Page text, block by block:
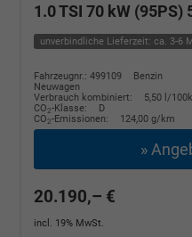
1.0 TSI 70 kW (95PS)
unverbindliche Lieferzeit: ca. 3-6
Fahrzeugnr.: 499109
Benzin
Neuwagen
Verbrauch kombiniert:
5,50 l/
CO2-Klasse:
D
CO2-Emissionen: 124,00 g/km
»
20.190,– €
incl. 19% MwSt.